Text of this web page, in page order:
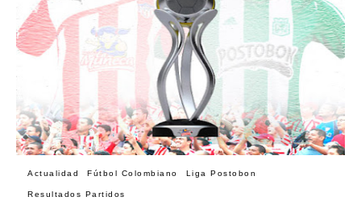
Actualidad Fútbol Colombiano Liga Postobon
Resultados Partidos